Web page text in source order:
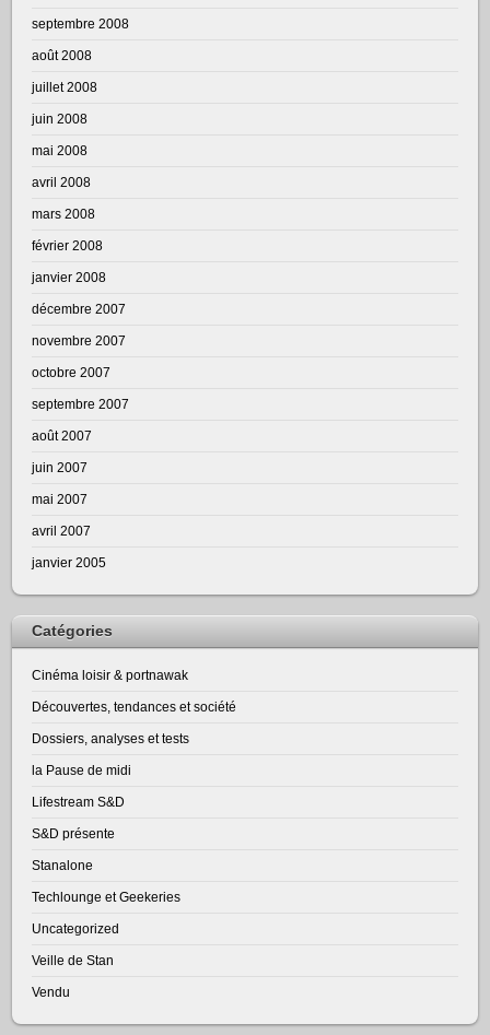
septembre 2008
août 2008
juillet 2008
juin 2008
mai 2008
avril 2008
mars 2008
février 2008
janvier 2008
décembre 2007
novembre 2007
octobre 2007
septembre 2007
août 2007
juin 2007
mai 2007
avril 2007
janvier 2005
Catégories
Cinéma loisir & portnawak
Découvertes, tendances et société
Dossiers, analyses et tests
la Pause de midi
Lifestream S&D
S&D présente
Stanalone
Techlounge et Geekeries
Uncategorized
Veille de Stan
Vendu